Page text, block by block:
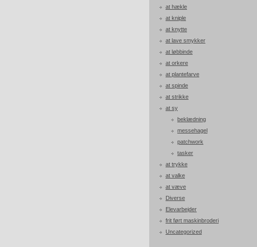
at hækle
at kniple
at knytte
at lave smykker
at løbbinde
at orkere
at plantefarve
at spinde
at strikke
at sy
beklædning
messehagel
patchwork
tasker
at trykke
at valke
at væve
Diverse
Elevarbejder
frit ført maskinbroderi
Uncategorized